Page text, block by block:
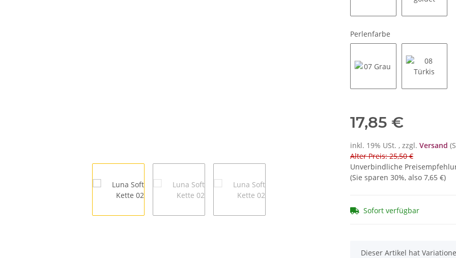
Perlenfarbe
17,85 €
inkl. 19% USt. , zzgl. Versand
Alter Preis: 25,50 €
Unverbindliche
(Sie sparen 30%, also 7,65 €)
Sofort verfügbar
x
Dieser Artikel hat